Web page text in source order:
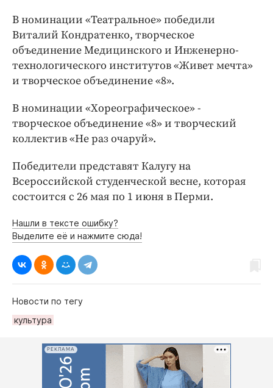
В номинации «Театральное» победили
Виталий Кондратенко, творческое
объединение Медицинского и Инженерно-
технологического институтов «Живет мечта»
и творческое объединение «8».
В номинации «Хореографическое» -
творческое объединение «8» и творческий
коллектив «Не раз очаруй».
Победители представят Калугу на
Всероссийской студенческой весне, которая
состоится с 26 мая по 1 июня в Перми.
Нашли в тексте ошибку?
Выделите её и нажмите сюда!
Новости по тегу
культура
РЕКЛАМА